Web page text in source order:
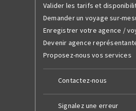
Valider les tarifs et
Demander un voyage sur-
Enregistrer votre agence /
Devenir agence
Proposez-nous vos services
Contactez-nous
Signalez une erreur